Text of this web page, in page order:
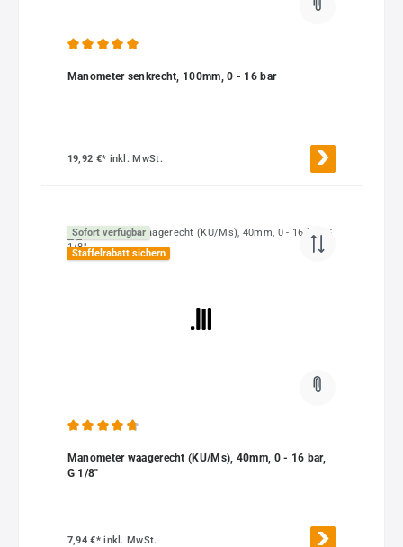
Manometer senkrecht, 100mm, 0 - 16 bar
19,92 €* inkl. MwSt.
Sofort verfügbar
Staffelrabatt sichern
Manometer waagerecht (KU/Ms), 40mm, 0 - 16 bar,
G 1/8"
7,94 €*inkl. MwSt.